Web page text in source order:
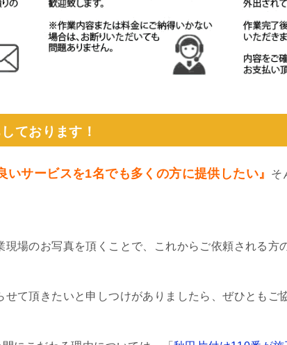
ております！
いサービスを1名でも多くの方に提供したい』
そ
現場のお写真を頂くことで、これからご依頼される方
せて頂きたいと申しつけがありましたら、ぜひともご